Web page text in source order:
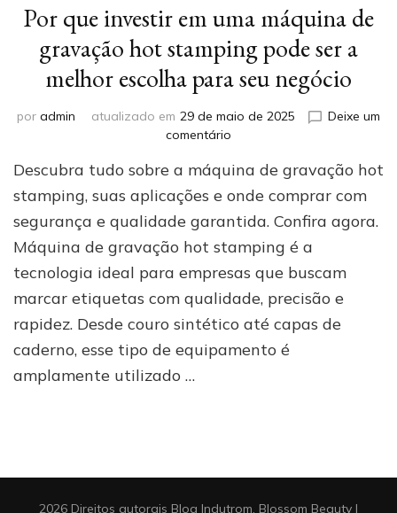
Por que investir em uma máquina de
gravação hot stamping pode ser a
melhor escolha para seu negócio
por admin atualizado em 29 de maio de 2025
Deixe um
comentário
que
investir
uma
máquina
gravação
hot
stamping
ser
Descubra tudo sobre a máquina de gravação hot
stamping, suas aplicações e onde comprar com
segurança e qualidade garantida. Confira agora.
Máquina de gravação hot stamping é a
tecnologia ideal para empresas que buscam
marcar etiquetas com qualidade, precisão e
rapidez. Desde couro sintético até capas de
caderno, esse tipo de equipamento é
amplamente utilizado …
2026 Direitos autorais Blog Indutrom. Blossom Beauty |